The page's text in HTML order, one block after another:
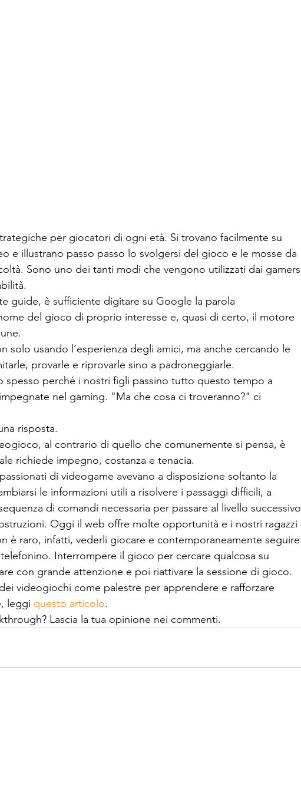
per giocatori di ogni età. Si trovano facilmente su
e illustrano passo passo lo svolgersi del gioco e le mosse da
Sono uno dei tanti modi che vengono utilizzati dai gamers
guide, è sufficiente digitare su Google la parola
del gioco di proprio interesse e, quasi di certo, il motore
solo usando l’esperienza degli amici, ma anche cercando le
provarle e riprovarle sino a padroneggiarle.
spesso perché i nostri figli passino tutto questo tempo a
nel gaming. "Ma che cosa ci troveranno?" ci
risposta.
al contrario di quello che comunemente si pensa, è
richiede impegno, costanza e tenacia.
di videogame avevano a disposizione soltanto la
le informazioni utili a risolvere i passaggi difficili, a
di comandi necessaria per passare al livello successivo
Oggi il web offre molte opportunità e i nostri ragazzi
è raro, infatti, vederli giocare e contemporaneamente seguire
Interrompere il gioco per cercare qualcosa su
con grande attenzione e poi riattivare la sessione di gioco.
videogiochi come palestre per apprendere e rafforzare
leggi questo articolo.
Lascia la tua opinione nei commenti.